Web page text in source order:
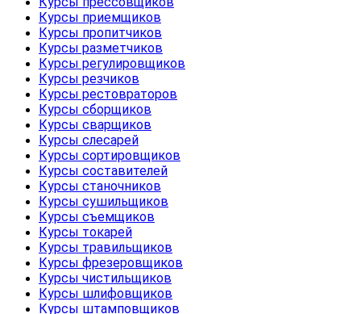
Курсы приемщиков
Курсы пропитчиков
Курсы разметчиков
Курсы регулировщиков
Курсы резчиков
Курсы рестовраторов
Курсы сборщиков
Курсы сварщиков
Курсы слесарей
Курсы сортировщиков
Курсы составителей
Курсы станочников
Курсы сушильщиков
Курсы съемщиков
Курсы токарей
Курсы травильщиков
Курсы фрезеровщиков
Курсы чистильщиков
Курсы шлифовщиков
Курсы штамповщиков